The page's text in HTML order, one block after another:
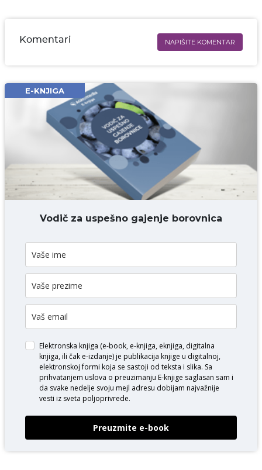
Komentari NAPIŠITE KOMENTAR
Email* obavezno
Komentar* obavezno
DODAJ KOMENTAR
E-KNJIGA
Vodič za uspešno gajenje borovnica
Elektronska knjiga (e-book, e-knjiga, eknjiga, digitalna
knjiga, ili čak e-izdanje) je publikacija knjige u digitalnoj,
elektronskoj formi koja se sastoji od teksta i slika. Sa
prihvatanjem uslova o preuzimanju E-knjige saglasan sam i
da svake nedelje svoju mejl adresu dobijam najvažnije
vesti iz sveta poljoprivrede.
Preuzmite e-book